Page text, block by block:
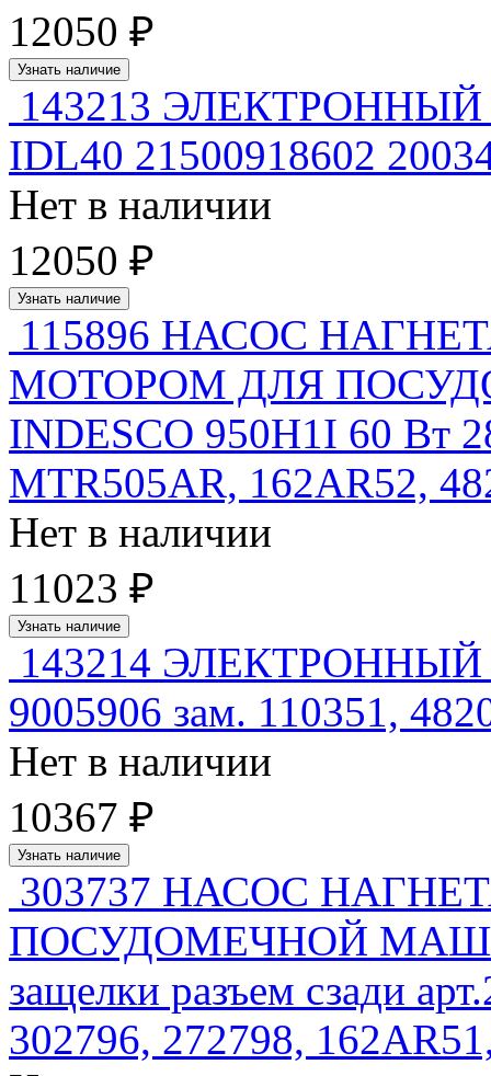
12050 ₽
Узнать наличие
143213
IDL40 21500918602
Нет в наличии
12050 ₽
Узнать наличие
115896 НАСОС
МОТОРОМ ДЛЯ
INDESCO 950H1I 60 Вт
MTR505AR, 162AR52,
Нет в наличии
11023 ₽
Узнать наличие
143214
9005906 зам. 110351,
Нет в наличии
10367 ₽
Узнать наличие
303737 НАСОС
ПОСУДОМЕЧНОЙ
защелки разъем сзади
302796, 272798,